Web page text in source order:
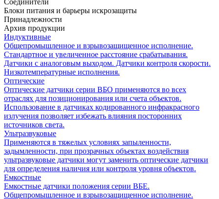
Соединители
Блоки питания и барьеры искрозащиты
Принадлежности
Архив продукции
Индуктивные
Общепромышленное и взрывозащищенное исполнение.
Стандартное и увеличенное расстояние срабатывания.
Датчики с аналоговым выходом. Датчики контроля скорости.
Низкотемпературные исполнения.
Оптические
Оптические датчики серии ВБО применяются во всех
отраслях для позиционирования или счета объектов.
Использование в датчиках кодированного инфракрасного
излучения позволяет избежать влияния посторонних
источников света.
Ультразвуковые
Применяются в тяжелых условиях запыленности,
задымленности, при прозрачных объектах воздействия
ультразвуковые датчики могут заменить оптические датчики
для определения наличия или контроля уровня объектов.
Емкостные
Емкостные датчики положения серии ВБЕ.
Общепромышленное и взрывозащищенное исполнение.